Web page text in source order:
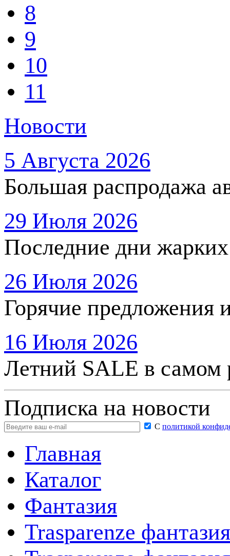
8
9
10
11
Новости
5 Августа 2026
Большая распродажа
29 Июля 2026
Последние дни
26 Июля 2026
Горячие предложения
16 Июля 2026
Летний SALE в самом
Подписка на новости
С политикой
Главная
Каталог
Фантазия
Trasparenze фантазия